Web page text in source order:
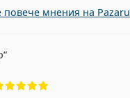
повече мнения на